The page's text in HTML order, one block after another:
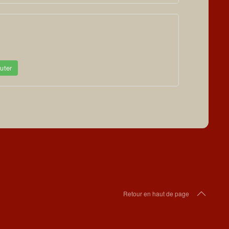
Retour en haut de page